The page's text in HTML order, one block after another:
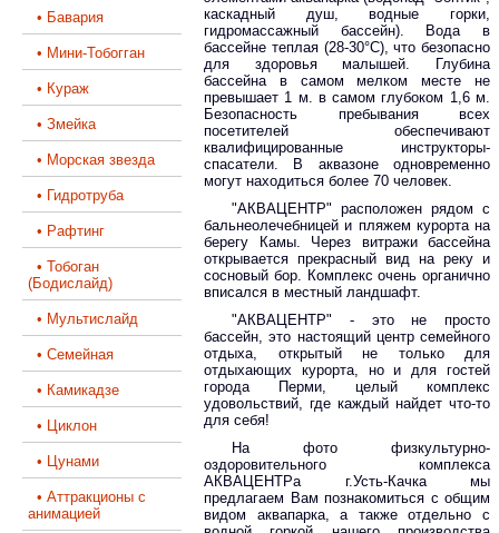
• Бавария
• Мини-Тобогган
• Кураж
• Змейка
• Морская звезда
• Гидротруба
• Рафтинг
• Тобоган
(Бодислайд)
• Мультислайд
• Семейная
• Камикадзе
• Циклон
• Цунами
• Аттракционы с
анимацией
каскадный душ, водные горки,
гидромассажный бассейн). Вода в
бассейне теплая (28-30°C), что безопасно
для здоровья малышей. Глубина
бассейна в самом мелком месте не
превышает 1 м. в самом глубоком 1,6 м.
Безопасность пребывания всех
посетителей обеспечивают
квалифицированные инструкторы-
спасатели. В аквазоне одновременно
могут находиться более 70 человек.
"АКВАЦЕНТР" расположен рядом с
бальнеолечебницей и пляжем курорта на
берегу Камы. Через витражи бассейна
открывается прекрасный вид на реку и
сосновый бор. Комплекс очень органично
вписался в местный ландшафт.
"АКВАЦЕНТР" - это не просто
бассейн, это настоящий центр семейного
отдыха, открытый не только для
отдыхающих курорта, но и для гостей
города Перми, целый комплекс
удовольствий, где каждый найдет что-то
для себя!
На фото физкультурно-
оздоровительного комплекса
АКВАЦЕНТРа г.Усть-Качка мы
предлагаем Вам познакомиться с общим
видом аквапарка, а также отдельно с